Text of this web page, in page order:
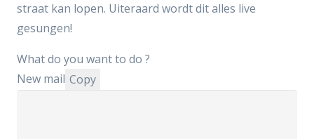
straat kan lopen. Uiteraard wordt dit alles live
gesungen!
What do you want to do ?
New mail Copy